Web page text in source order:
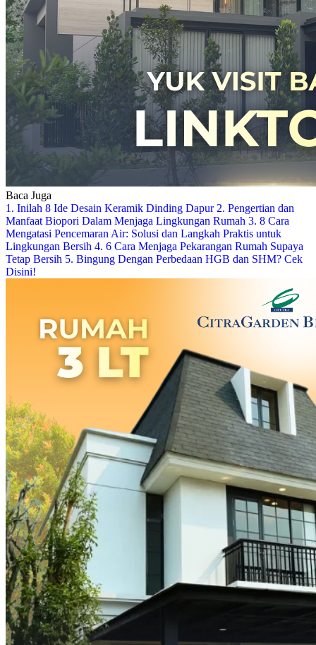
Baca Juga
1. Inilah 8 Ide Desain Keramik Dinding Dapur 2. Pengertian dan
Manfaat Biopori Dalam Menjaga Lingkungan Rumah 3. 8 Cara
Mengatasi Pencemaran Air: Solusi dan Langkah Praktis untuk
Lingkungan Bersih 4. 6 Cara Menjaga Pekarangan Rumah Supaya
Tetap Bersih 5. Bingung Dengan Perbedaan HGB dan SHM? Cek
Disini!